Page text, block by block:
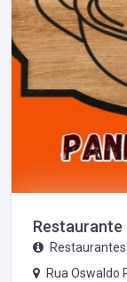
Restaurante
Rua Oswaldo